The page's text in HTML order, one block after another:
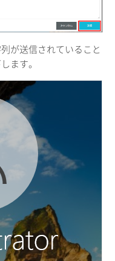
が送信されていること
ます。